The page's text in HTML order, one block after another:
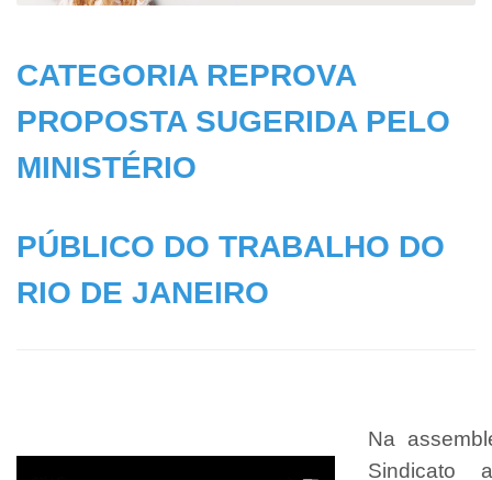
CATEGORIA REPROVA
PROPOSTA SUGERIDA PELO
MINISTÉRIO
PÚBLICO DO TRABALHO DO
RIO DE JANEIRO
Na
Sindicato